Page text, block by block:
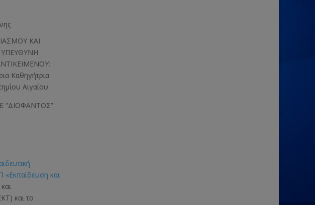
ΚΑΙ
Καθηγήτρια
Αιγαίου
“ΔΙΟΦΑΝΤΟΣ”
«Εκπαίδευση και
και
και το